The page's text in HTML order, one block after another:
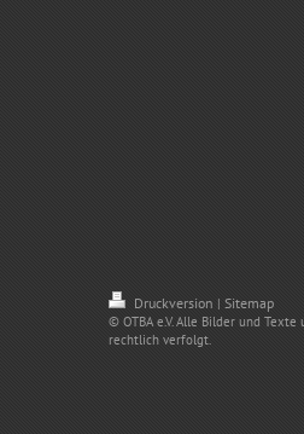
Druckversion | Sitemap
© OTBA e.V. Alle Bilder und
rechtlich verfolgt.